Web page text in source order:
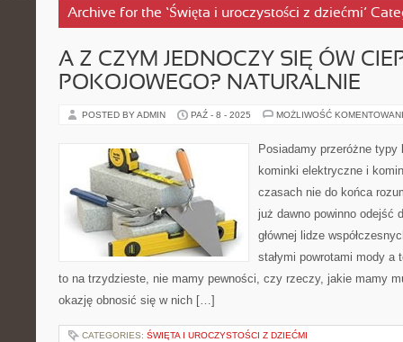
Archive for the ‘Święta i uroczystości z dziećmi’
A Z CZYM JEDNOCZY SIĘ ÓW
POKOJOWEGO? NATURALNIE
POSTED BY ADMIN PAŹ - 8 - 2025 MOŻLIWOŚĆ
Posiadamy przeróżne typy
kominki elektryczne i
czasach nie do końca
już dawno powinno odejść
głównej lidze
stałymi powrotami mody a
to na trzydzieste, nie mamy pewności, czy rzeczy, jakie mamy
okazję obnosić się w nich […]
CATEGORIES: ŚWIĘTA I UROCZYSTOŚCI Z DZIEĆMI